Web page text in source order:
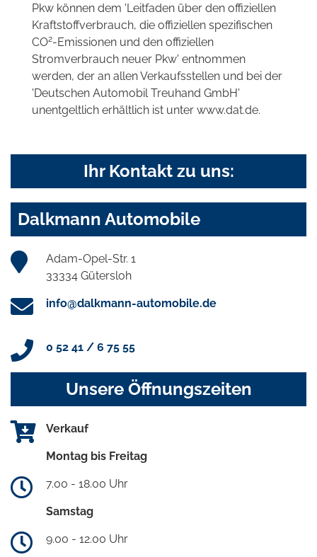
Pkw können dem 'Leitfaden über den offiziellen
Kraftstoffverbrauch, die offiziellen spezifischen
CO2-Emissionen und den offiziellen
Stromverbrauch neuer Pkw' entnommen
werden, der an allen Verkaufsstellen und bei der
'Deutschen Automobil Treuhand GmbH'
unentgeltlich erhältlich ist unter www.dat.de.
Ihr Kontakt zu uns:
Dalkmann Automobile
Adam-Opel-Str. 1
33334 Gütersloh
info@dalkmann-automobile.de
0 52 41 / 6 75 55
Unsere Öffnungszeiten
Verkauf
Montag bis Freitag
7.00 - 18.00 Uhr
Samstag
9.00 - 12.00 Uhr